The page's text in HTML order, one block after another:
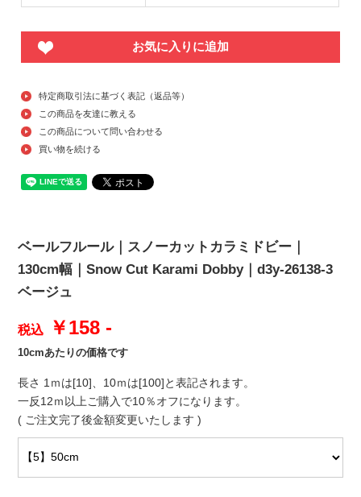
お気に入りに追加
特定商取引法に基づく表記（返品等）
この商品を友達に教える
この商品について問い合わせる
買い物を続ける
ベールフルール｜スノーカットカラミドビー｜
130cm幅｜Snow Cut Karami Dobby｜d3y-26138-3
ベージュ
税込 ￥158 -
10cmあたりの価格です
長さ 1ｍは[10]、10ｍは[100]と表記されます。
一反12ｍ以上ご購入で10％オフになります。
( ご注文完了後金額変更いたします )